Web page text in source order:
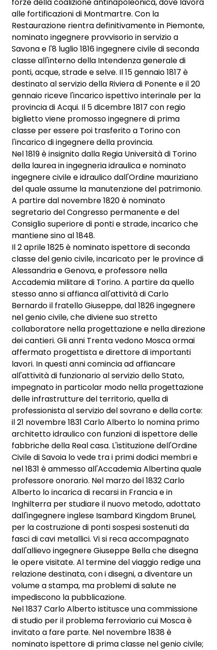
alle fortificazioni di Montmartre. Con la
Restaurazione rientra definitivamente in Piemonte,
nominato ingegnere provvisorio in servizio a
Savona e l'8 luglio 1816 ingegnere civile di seconda
classe all'interno della Intendenza generale di
ponti, acque, strade e selve. Il 15 gennaio 1817 è
destinato al servizio della Riviera di Ponente e il 20
gennaio riceve l'incarico ispettivo interinale per la
provincia di Acqui. Il 5 dicembre 1817 con regio
biglietto viene promosso ingegnere di prima
classe per essere poi trasferito a Torino con
l'incarico di ingegnere della provincia.
Nel 1819 è insignito dalla Regia Università di Torino
della laurea in ingegneria idraulica e nominato
ingegnere civile e idraulico dall'Ordine mauriziano
del quale assume la manutenzione del patrimonio.
A partire dal novembre 1820 è nominato
segretario del Congresso permanente e del
Consiglio superiore di ponti e strade, incarico che
mantiene sino al 1848.
Il 2 aprile 1825 è nominato ispettore di seconda
classe del genio civile, incaricato per le province di
Alessandria e Genova, e professore nella
Accademia militare di Torino. A partire da quello
stesso anno si affianca all'attività di Carlo
Bernardo il fratello Giuseppe, dal 1826 ingegnere
nel genio civile, che diviene suo stretto
collaboratore nella progettazione e nella direzione
dei cantieri. Gli anni Trenta vedono Mosca ormai
affermato progettista e direttore di importanti
lavori. In questi anni comincia ad affiancare
all'attività di funzionario al servizio dello Stato,
impegnato in particolar modo nella progettazione
delle infrastrutture del territorio, quella di
professionista al servizio del sovrano e della corte:
il 21 novembre 1831 Carlo Alberto lo nomina primo
architetto idraulico con funzioni di ispettore delle
fabbriche della Real casa. L'istituzione dell'Ordine
Civile di Savoia lo vede tra i primi dodici membri e
nel 1831 è ammesso all'Accademia Albertina quale
professore onorario. Nel marzo del 1832 Carlo
Alberto lo incarica di recarsi in Francia e in
Inghilterra per studiare il nuovo metodo, adottato
dall'ingegnere inglese Isambard Kingdom Brunel,
per la costruzione di ponti sospesi sostenuti da
fasci di cavi metallici. Vi si reca accompagnato
dall'allievo ingegnere Giuseppe Bella che disegna
le opere visitate. Al termine del viaggio redige una
relazione destinata, con i disegni, a diventare un
volume a stampa, ma problemi di salute ne
impediscono la pubblicazione.
Nel 1837 Carlo Alberto istitusce una commissione
di studio per il problema ferroviario cui Mosca è
invitato a fare parte. Nel novembre 1838 è
nominato ispettore di prima classe nel genio civile;